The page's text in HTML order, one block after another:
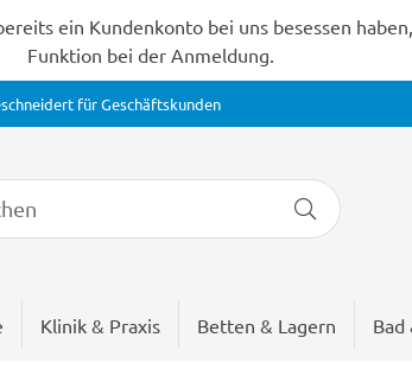
ein Kundenkonto bei uns besessen
Funktion bei der Anmeldung.
für Geschäftskunden
Klinik & Praxis Betten & Lagern Bad